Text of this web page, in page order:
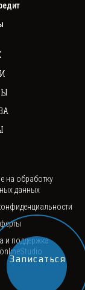
на обработку
данных
и поддержка
Записаться